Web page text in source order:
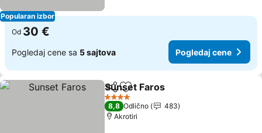
Popularan izbor
Od 30 €
Pogledaj cene sa 5 sajtova Pogledaj cene
Deli Dodati u favorite
Sunset Faros
4 Zvezdice
8,8 Odlično
483
Akrotiri